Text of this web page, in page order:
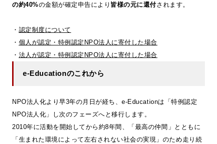
の約40%の金額が確定申告により 皆様の元に還付されます。
・ 認定制度について
・ 個人が認定・特例認定NPO法人に寄付した場合
・ 法人が認定・特例認定NPO法人に寄付した場合
e-Educationのこれから
NPO法人化より早3年の月日が経ち、e-Educationは「特例認定
NPO法人化」し次のフェーズへと移行します。
2010年に活動を開始してから約8年間、「最高の仲間」とともに
「生まれた環境によって左右されない社会の実現」のため走り続